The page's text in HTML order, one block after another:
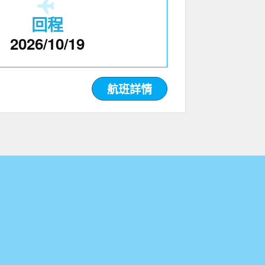
回程
2026/10/19
航班詳情